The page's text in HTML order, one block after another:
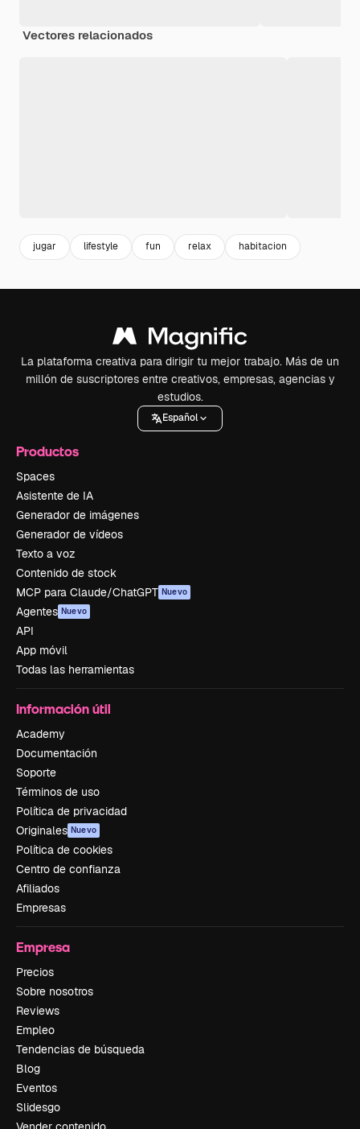
Vectores relacionados
jugar lifestyle fun relax habitacion
La plataforma creativa para dirigir tu mejor trabajo. Más de un
millón de suscriptores entre creativos, empresas, agencias y
estudios.
Español
Productos
Spaces
Asistente de IA
Generador de imágenes
Generador de vídeos
Texto a voz
Contenido de stock
MCP para Claude/ChatGPT Nuevo
Agentes Nuevo
API
App móvil
Todas las herramientas
Información útil
Academy
Documentación
Soporte
Términos de uso
Política de privacidad
Originales Nuevo
Política de cookies
Centro de confianza
Afiliados
Empresas
Empresa
Precios
Sobre nosotros
Reviews
Empleo
Tendencias de búsqueda
Blog
Eventos
Slidesgo